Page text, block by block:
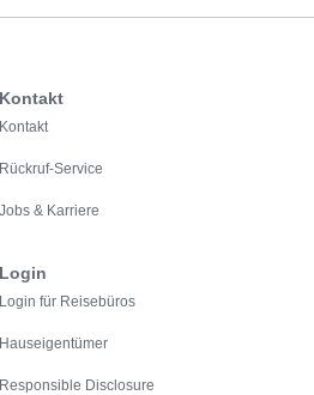
Kontakt
Kontakt
Rückruf-Service
Jobs & Karriere
Login
Login für Reisebüros
Hauseigentümer
Responsible Disclosure